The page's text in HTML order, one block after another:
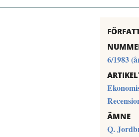
6/1983
ÄMNE
Q.